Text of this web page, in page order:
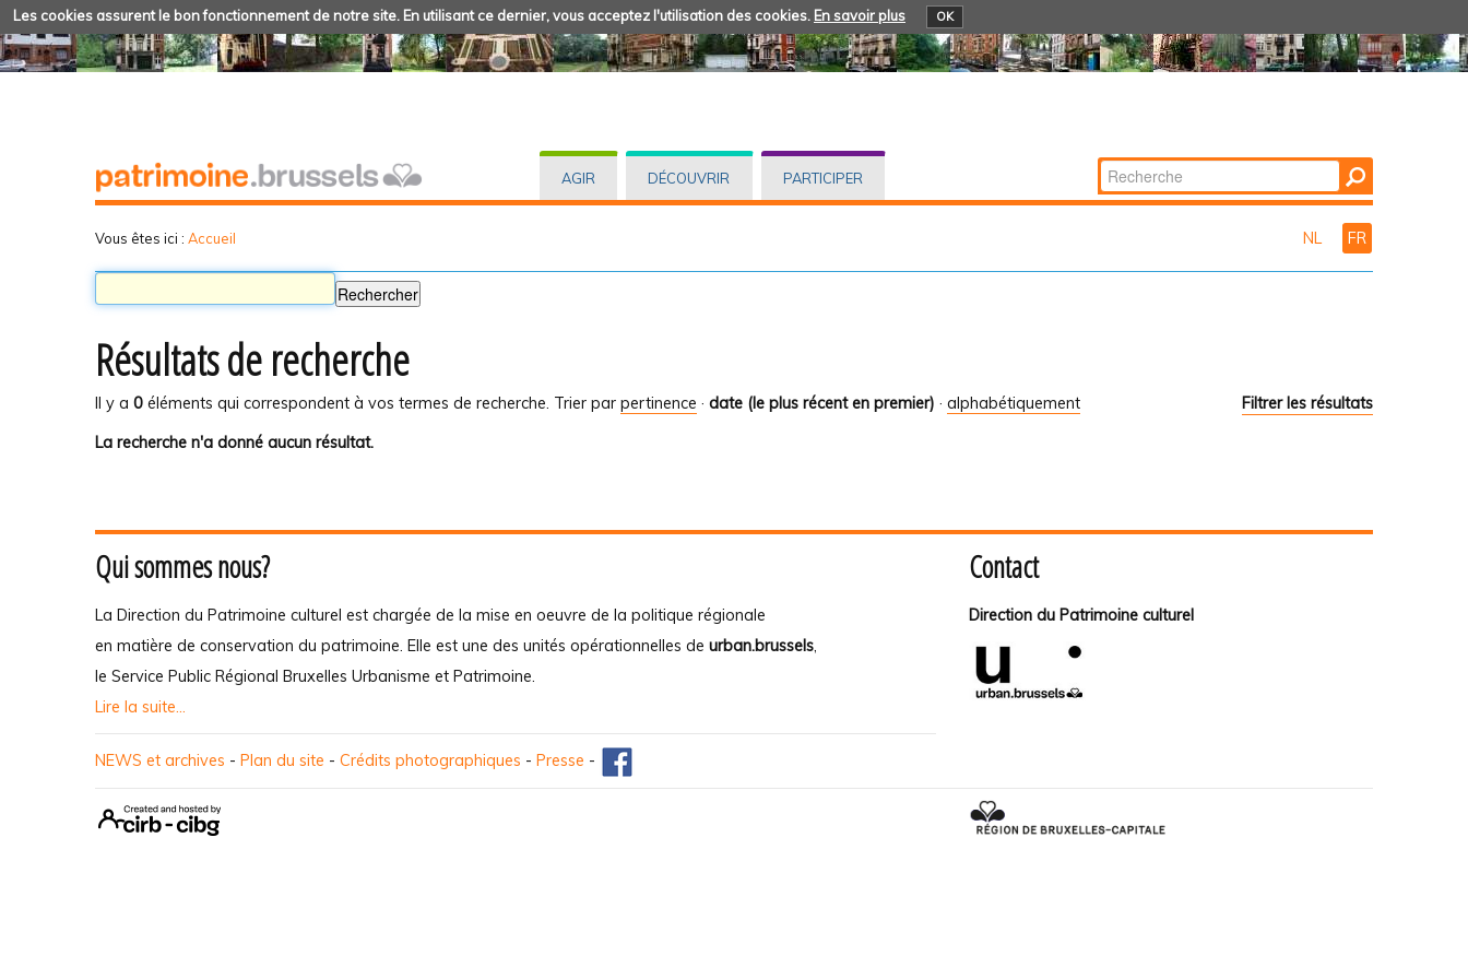
Les cookies assurent le bon fonctionnement de notre site. En utilisant ce dernier, vous acceptez l'utilisation des cookies. En savoir plus OK
AGIR DÉCOUVRIR PARTICIPER Chercher par
Recherche
Vous êtes ici : Accueil NL FR
Résultats de recherche
Il y a 0 éléments qui correspondent à vos termes de recherche. Filtrer les résultats
Trier par pertinence · date (le plus récent en premier) · alphabétiquement
La recherche n'a donné aucun résultat.
Qui sommes nous?
La Direction du Patrimoine culturel est chargée de la mise en oeuvre de la politique régionale
en matière de conservation du patrimoine. Elle est une des unités opérationnelles de urban.brussels,
le Service Public Régional Bruxelles Urbanisme et Patrimoine.
Lire la suite...
Contact
Direction du Patrimoine culturel
NEWS et archives - Plan du site - Crédits photographiques - Presse -